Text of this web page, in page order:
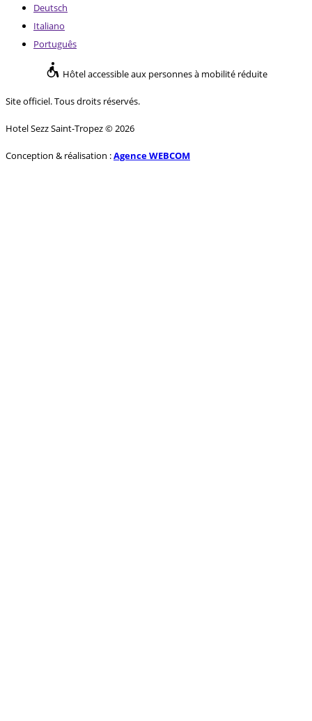
Deutsch
Italiano
Português
Hôtel accessible aux personnes à mobilité réduite
Site officiel. Tous droits réservés.
Hotel Sezz Saint-Tropez © 2026
Conception & réalisation :Agence WEBCOM